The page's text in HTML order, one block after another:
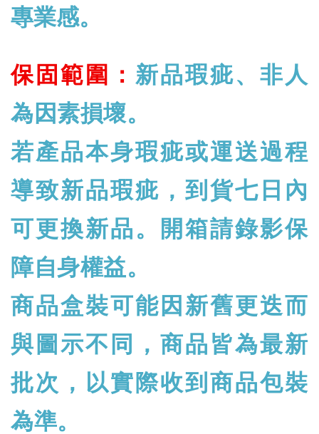
專業感。
保固範圍： 新品瑕疵、非人
為因素損壞。
若產品本身瑕疵或運送過程
導致新品瑕疵，到貨七日內
可更換新品。開箱請錄影保
障自身權益。
商品盒裝可能因新舊更迭而
與圖示不同，商品皆為最新
批次，以實際收到商品包裝
為準。